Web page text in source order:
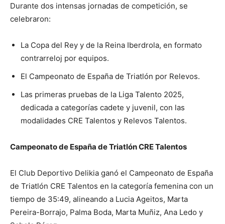
Durante dos intensas jornadas de competición, se
celebraron:
La Copa del Rey y de la Reina Iberdrola, en formato
contrarreloj por equipos.
El Campeonato de España de Triatlón por Relevos.
Las primeras pruebas de la Liga Talento 2025,
dedicada a categorías cadete y juvenil, con las
modalidades CRE Talentos y Relevos Talentos.
Campeonato de España de Triatlón CRE Talentos
El Club Deportivo Delikia ganó el Campeonato de España
de Triatlón CRE Talentos en la categoría femenina con un
tiempo de 35:49, alineando a Lucia Ageitos, Marta
Pereira-Borrajo, Palma Boda, Marta Muñiz, Ana Ledo y